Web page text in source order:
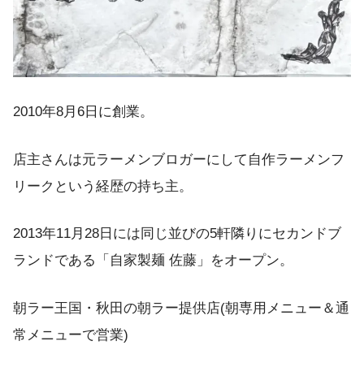
2010年8月6日に創業。
店主さんは元ラーメンブロガーにして自作ラーメンフ
リークという経歴の持ち主。
2013年11月28日には同じ並びの5軒隣りにセカンドブ
ランドである「自家製麺 佐藤」をオープン。
朝ラー王国・秋田の朝ラー提供店(朝専用メニュー＆通
常メニューで営業)